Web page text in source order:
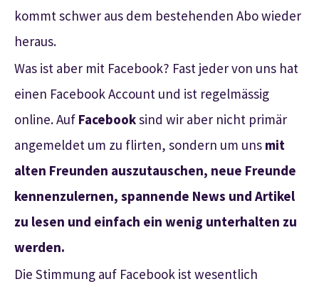
kommt schwer aus dem bestehenden Abo wieder
heraus.
Was ist aber mit Facebook? Fast jeder von uns hat
einen Facebook Account und ist regelmässig
online. Auf Facebooksind wir aber nicht primär
angemeldet um zu flirten, sondern um uns mit
alten Freunden auszutauschen, neue Freunde
kennenzulernen, spannende News und Artikel
zu lesen und einfach ein wenig unterhalten zu
werden.
Die Stimmung auf Facebook ist wesentlich